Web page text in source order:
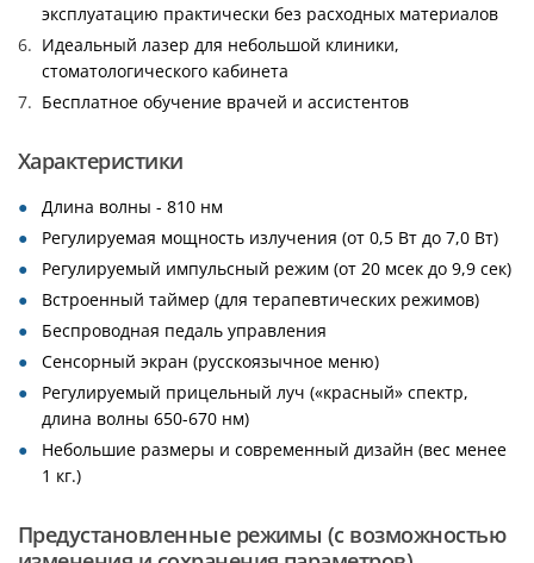
эксплуатацию практически без расходных материалов
Идеальный лазер для небольшой клиники,
стоматологического кабинета
Бесплатное обучение врачей и ассистентов
Характеристики
Длина волны - 810 нм
Регулируемая мощность излучения (от 0,5 Вт до 7,0 Вт)
Регулируемый импульсный режим (от 20 мсек до 9,9 сек)
Встроенный таймер (для терапевтических режимов)
Беспроводная педаль управления
Сенсорный экран (русскоязычное меню)
Регулируемый прицельный луч («красный» спектр,
длина волны 650-670 нм)
Небольшие размеры и современный дизайн (вес менее
1 кг.)
Предустановленные режимы (с возможностью